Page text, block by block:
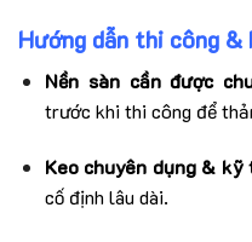
Hướng dẫn thi công &
Nền sàn cần được
trước khi thi công để
Keo chuyên dụng &
cố định lâu dài.